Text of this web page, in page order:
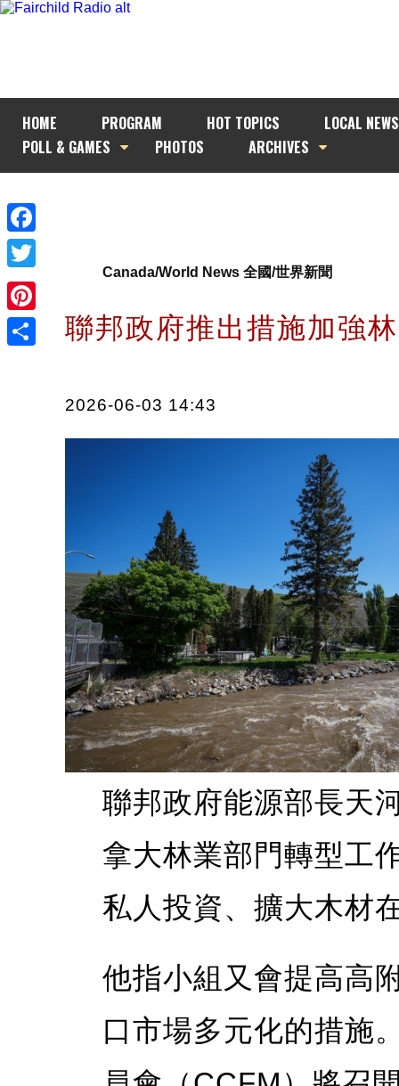
HOME PROGRAM HOT TOPICS
LOCAL NEWS
POLL & GAMES
PHOTOS ARCHIVES
Facebook
Twitter
Pinterest
Canada/World News 全國/世界新聞
聯邦政府推出措施加強
2026-06-03 14:43
聯邦政府能源部長天
拿大林業部門轉型工
私人投資、擴大木材
他指小組又會提高高
口市場多元化的措施